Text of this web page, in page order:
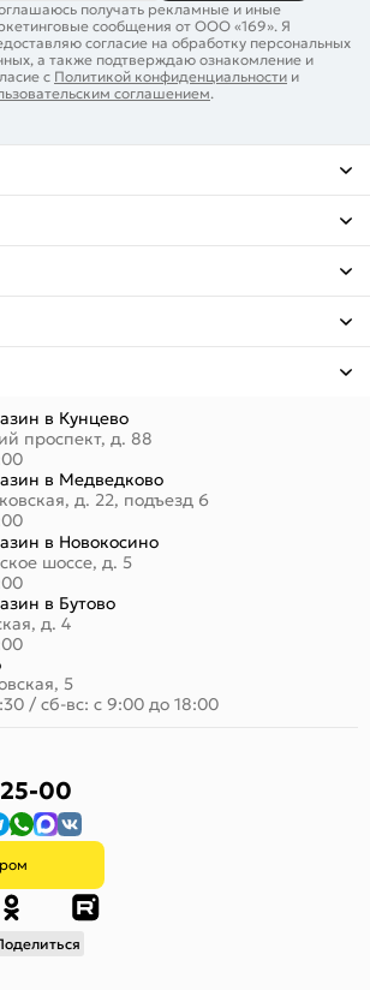
получать рекламные и иные
сообщения от ООО «169». Я
согласие на обработку персональных
а также подтверждаю ознакомление и
с Политикой конфиденциальности и
соглашением.
в Кунцево
проспект, д. 88
в Медведково
д. 22, подъезд 6
в Новокосино
шоссе, д. 5
в Бутово
д. 4
5
/ сб-вс: с 9:00 до 18:00
00